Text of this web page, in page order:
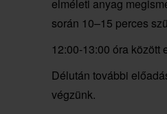
elméleti anyag
során 10–15 perces
12:00-13:00 óra között
Délután további
végzünk.